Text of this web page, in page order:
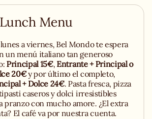
Menu
a viernes, Bel Mondo te espera
un menú italiano tan generoso
Principal 15€,Entrante + Principal o
20€y por último el completo,
+ Dolce 24€. Pasta fresca, pizza
caseros y dolci irresistibles
pranzo con mucho amore. ¿El extra
El café va por nuestra cuenta.